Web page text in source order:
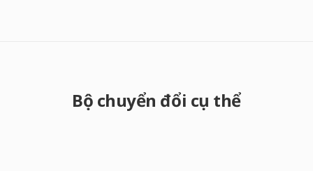
Bộ chuyển đổi cụ thể